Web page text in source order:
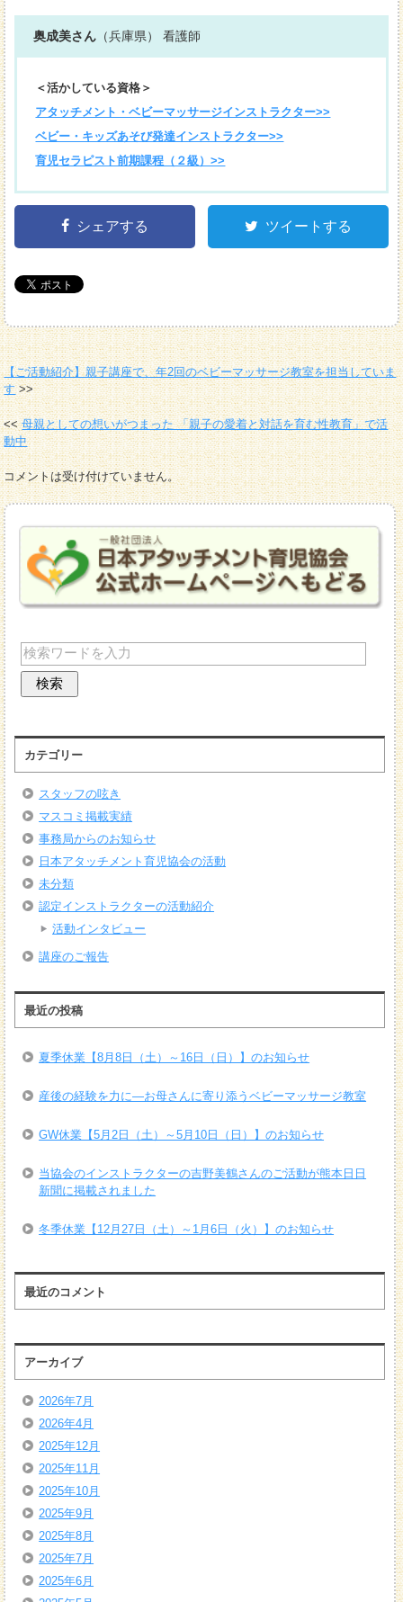
奥成美さん （兵庫県） 看護師
＜活かしている資格＞
アタッチメント・ベビーマッサージインストラクター>>
ベビー・キッズあそび発達インストラクター>>
育児セラピスト前期課程（２級）>>
シェアする ツイートする
【ご活動紹介】親子講座で、年2回のベビーマッサージ教室を担当していま
す
母親としての想いがつまった 「親子の愛着と対話を育む性教育」で活
動中
コメントは受け付けていません。
カテゴリー
スタッフの呟き
マスコミ掲載実績
事務局からのお知らせ
日本アタッチメント育児協会の活動
未分類
認定インストラクターの活動紹介
活動インタビュー
講座のご報告
最近の投稿
夏季休業【8月8日（土）～16日（日）】のお知らせ
産後の経験を力に―お母さんに寄り添うベビーマッサージ教室
GW休業【5月2日（土）～5月10日（日）】のお知らせ
当協会のインストラクターの吉野美鶴さんのご活動が熊本日日
新聞に掲載されました
冬季休業【12月27日（土）～1月6日（火）】のお知らせ
最近のコメント
アーカイブ
2026年7月
2026年4月
2025年12月
2025年11月
2025年10月
2025年9月
2025年8月
2025年7月
2025年6月